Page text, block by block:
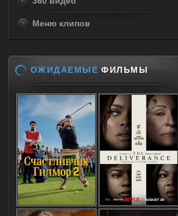
Меню клипов
ОЖИДАЕМЫЕ ФИЛЬМЫ